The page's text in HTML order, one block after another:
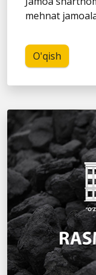
mehnat
O'qish